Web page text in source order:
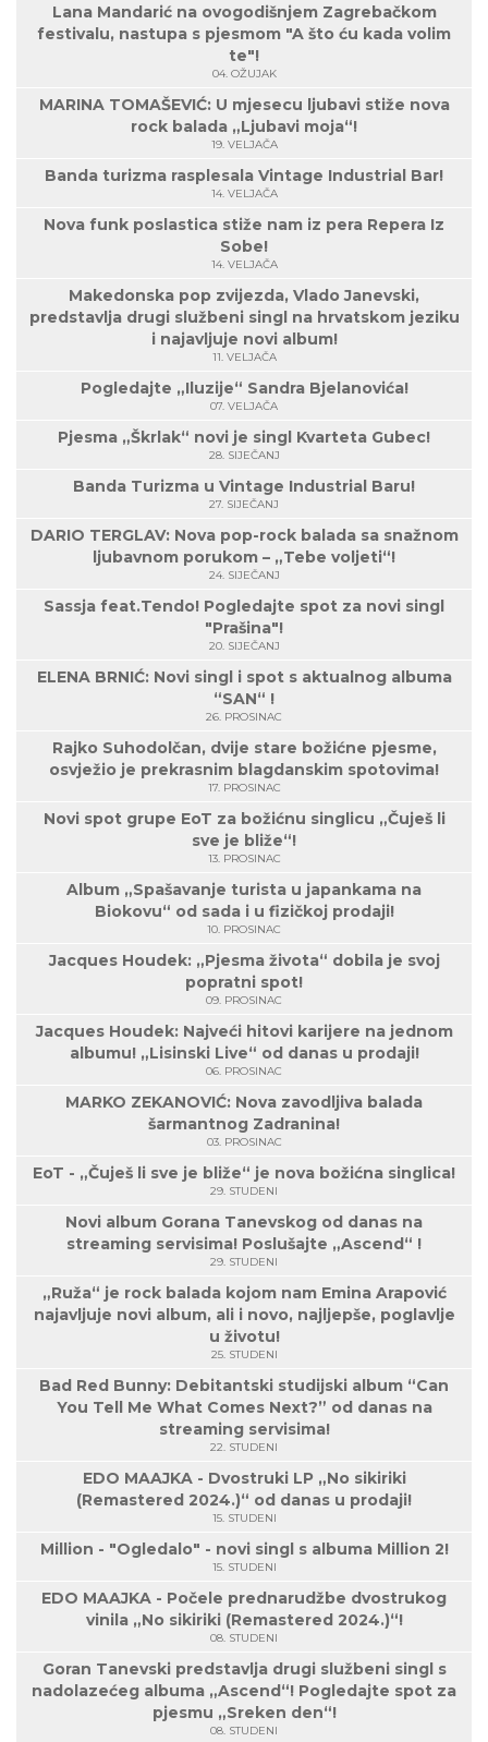
Lana Mandarić na ovogodišnjem Zagrebačkom
festivalu, nastupa s pjesmom "A što ću kada volim
te"!
04. OŽUJAK
MARINA TOMAŠEVIĆ: U mjesecu ljubavi stiže nova
rock balada „Ljubavi moja“!
19. VELJAČA
Banda turizma rasplesala Vintage Industrial Bar!
14. VELJAČA
Nova funk poslastica stiže nam iz pera Repera Iz
Sobe!
14. VELJAČA
Makedonska pop zvijezda, Vlado Janevski,
predstavlja drugi službeni singl na hrvatskom jeziku
i najavljuje novi album!
11. VELJAČA
Pogledajte „Iluzije“ Sandra Bjelanovića!
07. VELJAČA
Pjesma „Škrlak“ novi je singl Kvarteta Gubec!
28. SIJEČANJ
Banda Turizma u Vintage Industrial Baru!
27. SIJEČANJ
DARIO TERGLAV: Nova pop-rock balada sa snažnom
ljubavnom porukom – „Tebe voljeti“!
24. SIJEČANJ
Sassja feat.Tendo! Pogledajte spot za novi singl
"Prašina"!
20. SIJEČANJ
ELENA BRNIĆ: Novi singl i spot s aktualnog albuma
“SAN“ !
26. PROSINAC
Rajko Suhodolčan, dvije stare božićne pjesme,
osvježio je prekrasnim blagdanskim spotovima!
17. PROSINAC
Novi spot grupe EoT za božićnu singlicu „Čuješ li
sve je bliže“!
13. PROSINAC
Album „Spašavanje turista u japankama na
Biokovu“ od sada i u fizičkoj prodaji!
10. PROSINAC
Jacques Houdek: „Pjesma života“ dobila je svoj
popratni spot!
09. PROSINAC
Jacques Houdek: Najveći hitovi karijere na jednom
albumu! „Lisinski Live“ od danas u prodaji!
06. PROSINAC
MARKO ZEKANOVIĆ: Nova zavodljiva balada
šarmantnog Zadranina!
03. PROSINAC
EoT - „Čuješ li sve je bliže“ je nova božićna singlica!
29. STUDENI
Novi album Gorana Tanevskog od danas na
streaming servisima! Poslušajte „Ascend“ !
29. STUDENI
„Ruža“ je rock balada kojom nam Emina Arapović
najavljuje novi album, ali i novo, najljepše, poglavlje
u životu!
25. STUDENI
Bad Red Bunny: Debitantski studijski album “Can
You Tell Me What Comes Next?” od danas na
streaming servisima!
22. STUDENI
EDO MAAJKA - Dvostruki LP „No sikiriki
(Remastered 2024.)“ od danas u prodaji!
15. STUDENI
Million - "Ogledalo" - novi singl s albuma Million 2!
15. STUDENI
EDO MAAJKA - Počele prednarudžbe dvostrukog
vinila „No sikiriki (Remastered 2024.)“!
08. STUDENI
Goran Tanevski predstavlja drugi službeni singl s
nadolazećeg albuma „Ascend“! Pogledajte spot za
pjesmu „Sreken den“!
08. STUDENI